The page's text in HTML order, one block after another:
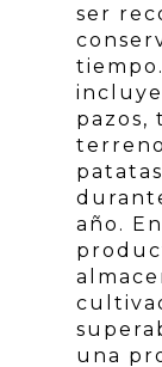
ser
pazos,
año.
una